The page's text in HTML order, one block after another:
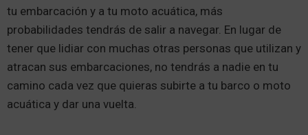
tu embarcación y a tu moto acuática, más
probabilidades tendrás de salir a navegar. En lugar de
tener que lidiar con muchas otras personas que utilizan y
atracan sus embarcaciones, no tendrás a nadie en tu
camino cada vez que quieras subirte a tu barco o moto
acuática y dar una vuelta.